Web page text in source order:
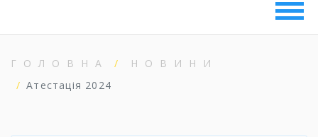
ГОЛОВНА
НОВИНИ
Атестація 2024